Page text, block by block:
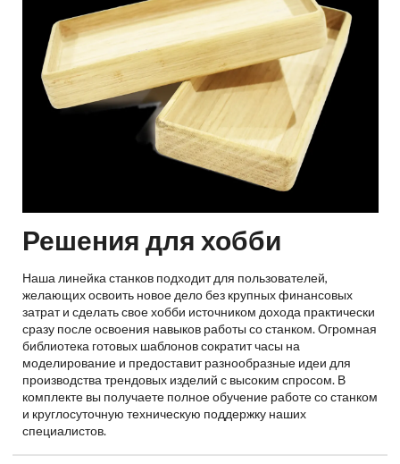
Решения для хобби
Наша линейка станков подходит для пользователей,
желающих освоить новое дело без крупных финансовых
затрат и сделать свое хобби источником дохода практически
сразу после освоения навыков работы со станком. Огромная
библиотека готовых шаблонов сократит часы на
моделирование и предоставит разнообразные идеи для
производства трендовых изделий с высоким спросом. В
комплекте вы получаете полное обучение работе со станком
и круглосуточную техническую поддержку наших
специалистов.